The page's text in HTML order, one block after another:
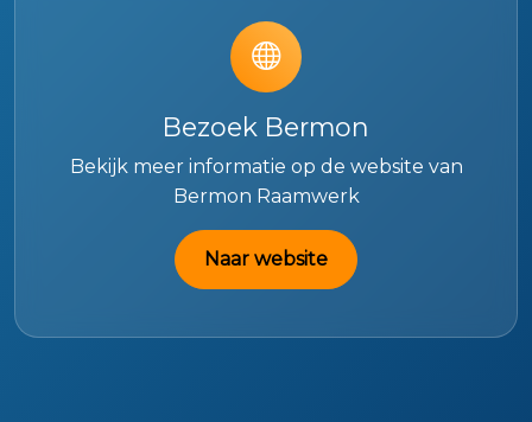
Bezoek Bermon
Bekijk meer informatie op de website van
Bermon Raamwerk
Naar website